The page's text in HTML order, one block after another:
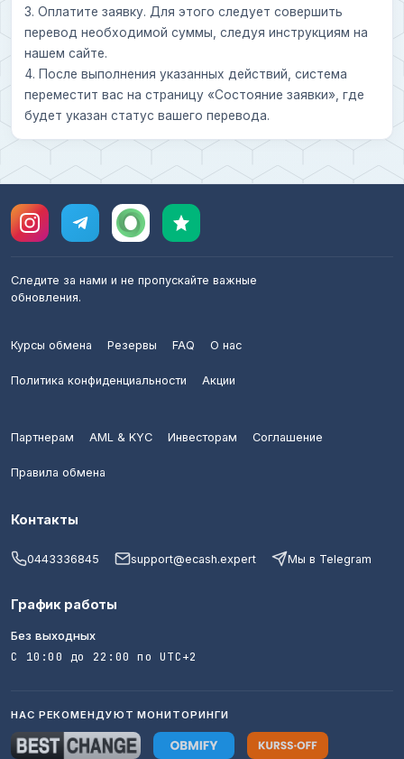
3. Оплатите заявку. Для этого следует совершить
перевод необходимой суммы, следуя инструкциям на
нашем сайте.
4. После выполнения указанных действий, система
переместит вас на страницу «Состояние заявки», где
будет указан статус вашего перевода.
Следите за нами и не пропускайте важные
обновления.
Курсы обмена Резервы FAQ О нас
Политика конфиденциальности Акции
Партнерам AML & KYC Инвесторам Соглашение
Правила обмена
Контакты
0443336845 support@ecash.expert Мы в Telegram
График работы
Без выходных
С 10:00 до 22:00 по UTC+2
НАС РЕКОМЕНДУЮТ МОНИТОРИНГИ